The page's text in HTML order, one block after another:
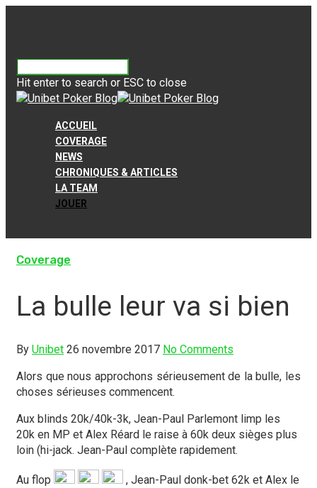
Hit enter to search or ESC to close
ACCUEIL
COVERAGE
NEWS
CHRONIQUES & ARTICLES
LA TEAM
JOUER
Coverage
La bulle leur va si bien
By Unibet 26 novembre 2017 No Comments
Alors que nous approchons sérieusement de la bulle, les
choses sérieuses commencent.
Aux blinds 20k/40k-3k, Jean-Paul Parlemont limp les
20k en MP et Alex Réard le raise à 60k deux sièges plus
loin (hi-jack. Jean-Paul complète rapidement.
Au flop
, Jean-Paul donk-bet 62k et Alex le